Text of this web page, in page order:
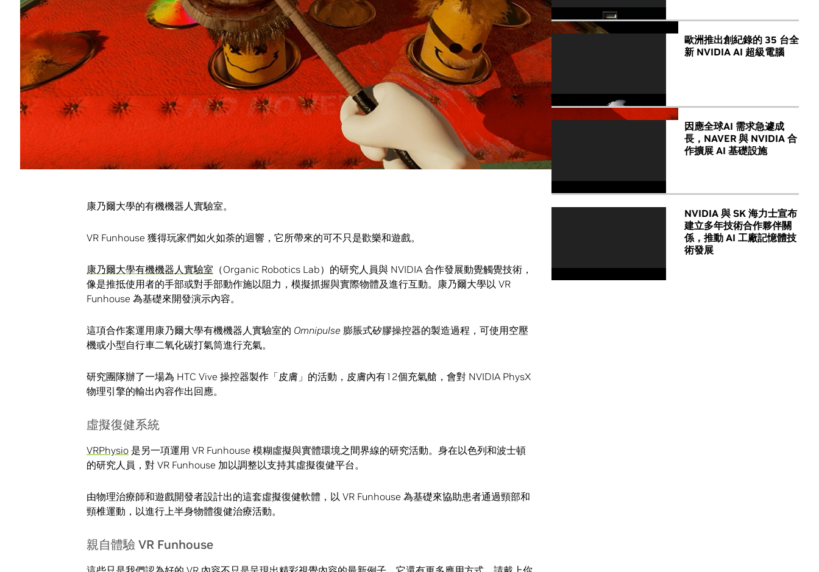
然而 VR Funhouse 不只是展現我們自己的技術，還變成全球各地 VR 開發團隊一試身手的地方。我們藉
由 GitHub 公布 VR Funhouse 的開源碼，去年底宣布推出 Oculus Rift 搭配 Touch 操控把手；還主辦了
一系列 Twitch 開發者會議，以協助開發者能快速上手。
我們與 Epic 辦了一場 Game Jam 及一場線上遊戲模組競賽，最終在 Steam 上發表了28款遊戲模組；還
在聖誕佳節期間發布了包括《Winter Wonderland》在內我們自己一系列的遊戲模組，以鼓勵 VR 社群
進行創作。
實作虛擬體驗
康乃爾大學的有機機器人實驗室。
VR Funhouse 獲得玩家們如火如荼的迴響，它所帶來的可不只是歡樂和遊戲。
康乃爾大學有機機器人實驗室 （Organic Robotics Lab）的研究人員與 NVIDIA 合作發展動覺觸覺技術，
像是推抵使用者的手部或對手部動作施以阻力，模擬抓握與實際物體及進行互動。康乃爾大學以 VR
Funhouse 為基礎來開發演示內容。
這項合作案運用康乃爾大學有機機器人實驗室的 Omnipulse 膨脹式矽膠操控器的製造過程，可使用空壓
機或小型自行車二氧化碳打氣筒進行充氣。
研究團隊辦了一場為 HTC Vive 操控器製作「皮膚」的活動，皮膚內有12個充氣艙，會對 NVIDIA PhysX
物理引擎的輸出內容作出回應。
虛擬復健系統
VRPhysio 是另一項運用 VR Funhouse 模糊虛擬與實體環境之間界線的研究活動。身在以色列和波士頓
的研究人員，對 VR Funhouse 加以調整以支持其虛擬復健平台。
由物理治療師和遊戲開發者設計出的這套虛擬復健軟體，以 VR Funhouse 為基礎來協助患者通過頸部和
頸椎運動，以進行上半身物體復健治療活動。
親自體驗 VR Funhouse
歐洲推出創紀錄的 35 台全
新 NVIDIA AI 超級電腦
因應全球AI 需求急遽成
長，NAVER 與 NVIDIA 合
作擴展 AI 基礎設施
NVIDIA 與 SK 海力士宣布
建立多年技術合作夥伴關
係，推動 AI 工廠記憶體技
術發展